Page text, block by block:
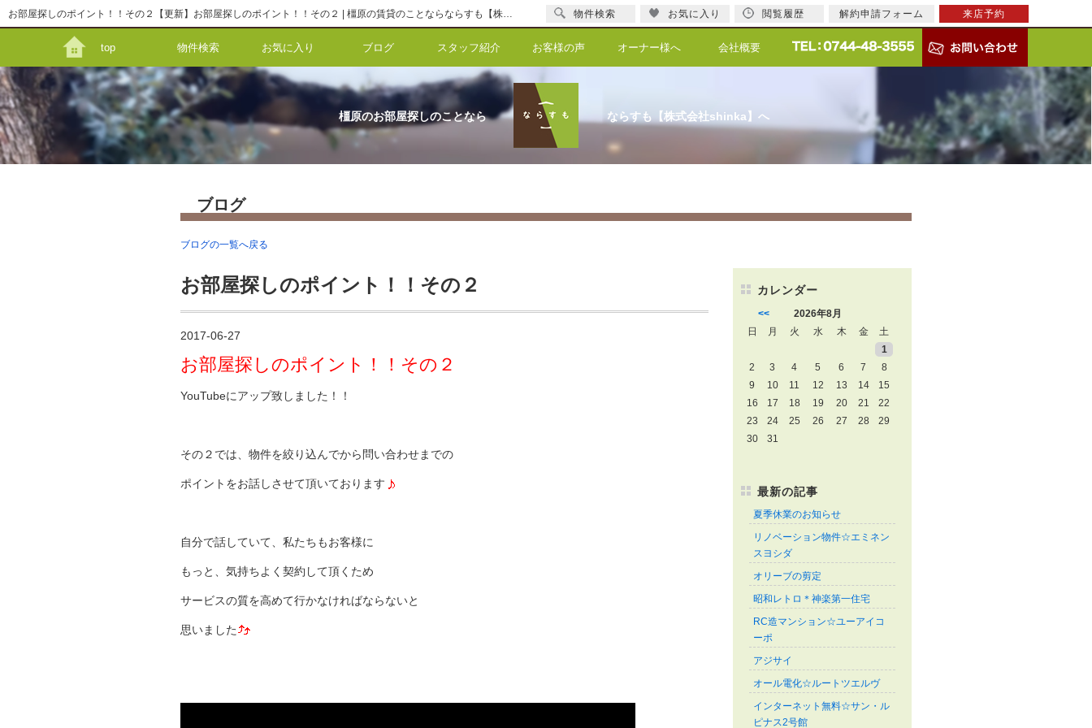
お部屋探しのポイント！！その２【更新】お部屋探しのポイント！！その２ | 橿原の賃貸のことならならすも【株式会社shinka】
top 物件検索 お気に入り ブログ スタッフ紹介 お客様の声 オーナー様へ 会社概要
橿原のお部屋探しのことなら ならすも【株式会社shinka】へ
ブログ
ブログの一覧へ戻る
お部屋探しのポイント！！その２
2017-06-27
お部屋探しのポイント！！その２
YouTubeにアップ致しました！！
その２では、物件を絞り込んでから問い合わせまでの
ポイントをお話しさせて頂いております
自分で話していて、私たちもお客様に
もっと、気持ちよく契約して頂くため
サービスの質を高めて行かなければならないと
思いました
カレンダー
<<
2026年8月
日
月 火 水 木 金
土
1
2
3 4 5 6 7
8
9
10 11 12 13 14
15
16
17 18 19 20 21
22
23
24 25 26 27 28
29
30
31
最新の記事
夏季休業のお知らせ
リノベーション物件☆エミネン
スヨシダ
オリーブの剪定
昭和レトロ＊神楽第一住宅
RC造マンション☆ユーアイコ
ーポ
アジサイ
オール電化☆ルートツエルヴ
インターネット無料☆サン・ル
ピナス2号館
物件検索 お気に入り 閲覧履歴 解約申請フォーム 来店予約